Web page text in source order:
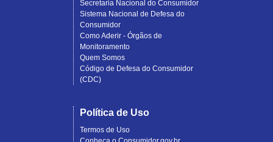
Secretaria Nacional do Consumidor
Sistema Nacional de Defesa do
Consumidor
Como Aderir - Órgãos de
Monitoramento
Quem Somos
Código de Defesa do Consumidor
(CDC)
Política de Uso
Termos de Uso